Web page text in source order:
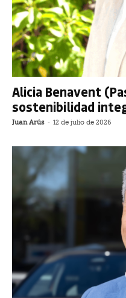
Alicia Benavent
sostenibilidad
Juan Arús - 12 de julio de 2026